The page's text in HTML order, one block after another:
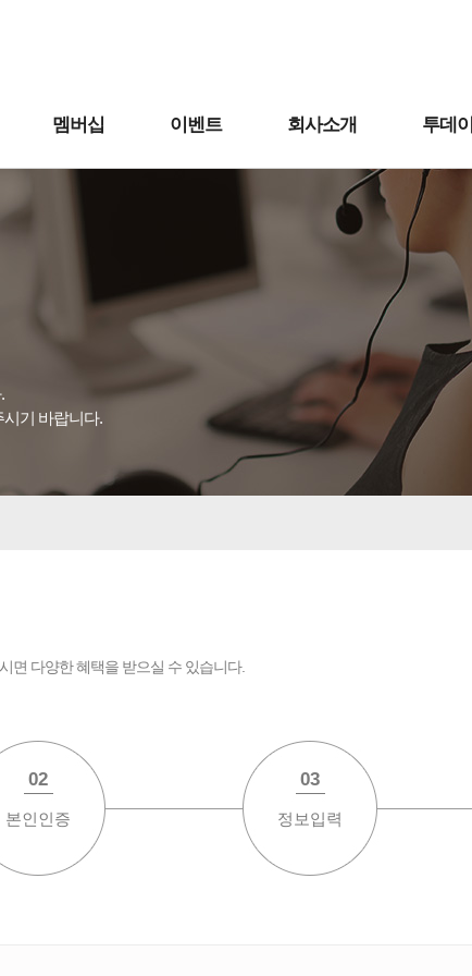
멤버십 이벤트 회사소개 투데
기 바랍니다.
면 다양한 혜택을 받으실 수 있습니다.
02
본인인증
03
정보입력